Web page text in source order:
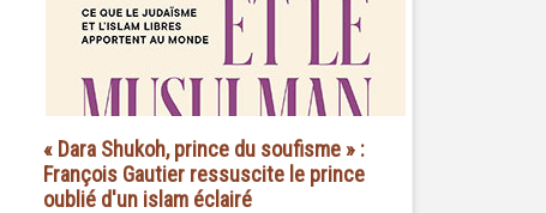
« Dara Shukoh, prince du soufisme » :
François Gautier ressuscite le prince
oublié d'un islam éclairé